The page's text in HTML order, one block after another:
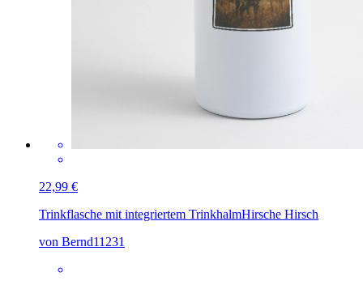
22,99 €
Trinkflasche mit integriertem TrinkhalmHirsche Hirsch
von Bernd11231